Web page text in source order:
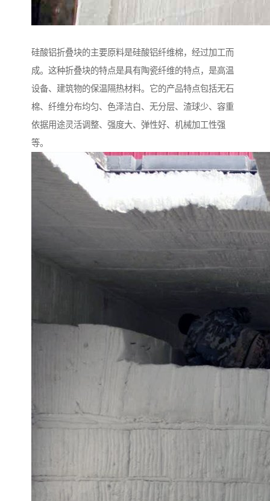
硅酸铝折叠块的主要原料是硅酸铝纤维棉，经过加工而
成。这种折叠块的特点是具有陶瓷纤维的特点，是高温
设备、建筑物的保温隔热材料。它的产品特点包括无石
棉、纤维分布均匀、色泽洁白、无分层、渣球少、容重
依据用途灵活调整、强度大、弹性好、机械加工性强
等。